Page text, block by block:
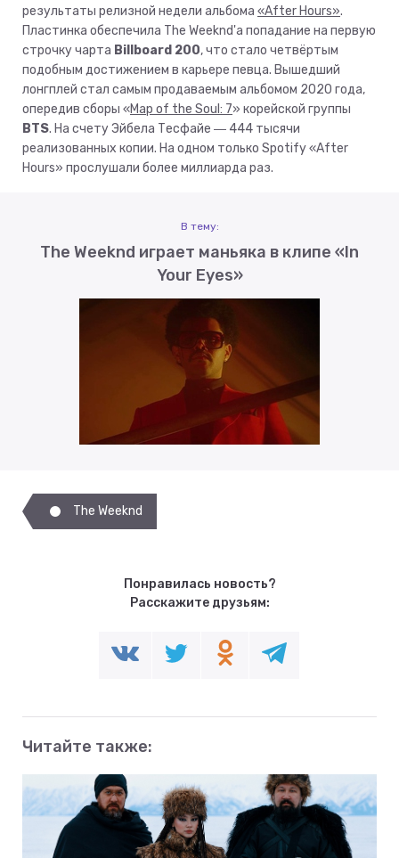
результаты релизной недели альбома «After Hours».
Пластинка обеспечила The Weeknd'а попадание на первую
строчку чарта Billboard 200, что стало четвёртым
подобным достижением в карьере певца. Вышедший
лонгплей стал самым продаваемым альбомом 2020 года,
опередив сборы «Map of the Soul: 7» корейской группы
BTS. На счету Эйбела Тесфайе ― 444 тысячи
реализованных копии. На одном только Spotify «After
Hours» прослушали более миллиарда раз.
В тему:
The Weeknd играет маньяка в клипе «In
Your Eyes»
The Weeknd
Понравилась новость?
Расскажите друзьям:
Читайте также: